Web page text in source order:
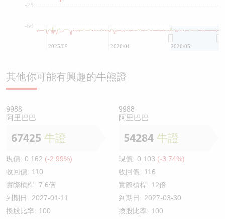
-50
-25
2025/09 2026/01 2026/05
其他你可能有興趣的牛熊證
9988
阿里巴巴
67425 牛證
現價: 0.162 (-2.99%)
收回價: 110
實際槓桿: 7.6倍
到期日: 2027-01-11
換股比率: 100
9988
阿里巴巴
54284 牛證
現價: 0.103 (-3.74%)
收回價: 116
實際槓桿: 12倍
到期日: 2027-03-30
換股比率: 100